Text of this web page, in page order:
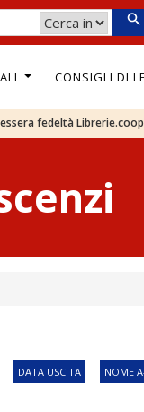
CONSIGLI DI
fedeltà
DATA USCITA NOME